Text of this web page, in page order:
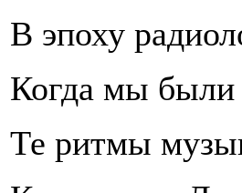
В эпоху
Когда мы
Те ритмы